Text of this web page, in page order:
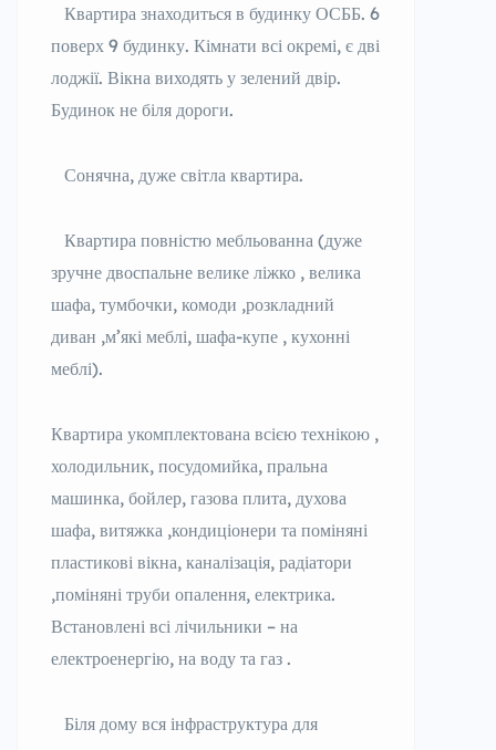
Квартира знаходиться в будинку ОСББ. 6
поверх 9 будинку. Кімнати всі окремі, є дві
лоджії. Вікна виходять у зелений двір.
Будинок не біля дороги.
Сонячна, дуже світла квартира.
Квартира повністю мебльованна (дуже
зручне двоспальне велике ліжко , велика
шафа, тумбочки, комоди ,розкладний
диван ,м’які меблі, шафа-купе , кухонні
меблі).
Квартира укомплектована всією технікою ,
холодильник, посудомийка, пральна
машинка, бойлер, газова плита, духова
шафа, витяжка ,кондиціонери та поміняні
пластикові вікна, каналізація, радіатори
,поміняні труби опалення, електрика.
Встановлені всі лічильники – на
електроенергію, на воду та газ .
Біля дому вся інфраструктура для